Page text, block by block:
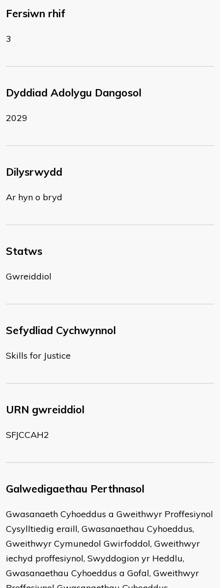
Fersiwn rhif
3
Dyddiad Adolygu Dangosol
2029
Dilysrwydd
Ar hyn o bryd
Statws
Gwreiddiol
Sefydliad Cychwynnol
Skills for Justice
URN gwreiddiol
SFJCCAH2
Galwedigaethau Perthnasol
Gwasanaeth Cyhoeddus a Gweithwyr Proffesiynol
Cysylltiedig eraill, Gwasanaethau Cyhoeddus,
Gweithwyr Cymunedol Gwirfoddol, Gweithwyr
iechyd proffesiynol, Swyddogion yr Heddlu,
Gwasanaethau Cyhoeddus a Gofal, Gweithwyr